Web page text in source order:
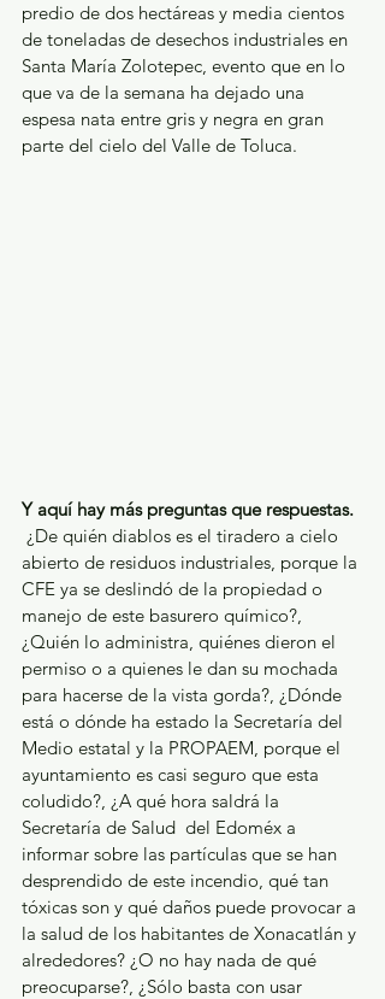
predio de dos hectáreas y media cientos
de toneladas de desechos industriales en
Santa María Zolotepec, evento que en lo
que va de la semana ha dejado una
espesa nata entre gris y negra en gran
parte del cielo del Valle de Toluca.
Y aquí hay más preguntas que respuestas.
¿De quién diablos es el tiradero a cielo
abierto de residuos industriales, porque la
CFE ya se deslindó de la propiedad o
manejo de este basurero químico?,
¿Quién lo administra, quiénes dieron el
permiso o a quienes le dan su mochada
para hacerse de la vista gorda?, ¿Dónde
está o dónde ha estado la Secretaría del
Medio estatal y la PROPAEM, porque el
ayuntamiento es casi seguro que esta
coludido?, ¿A qué hora saldrá la
Secretaría de Salud  del Edoméx a
informar sobre las partículas que se han
desprendido de este incendio, qué tan
tóxicas son y qué daños puede provocar a
la salud de los habitantes de Xonacatlán y
alrededores? ¿O no hay nada de qué
preocuparse?, ¿Sólo basta con usar